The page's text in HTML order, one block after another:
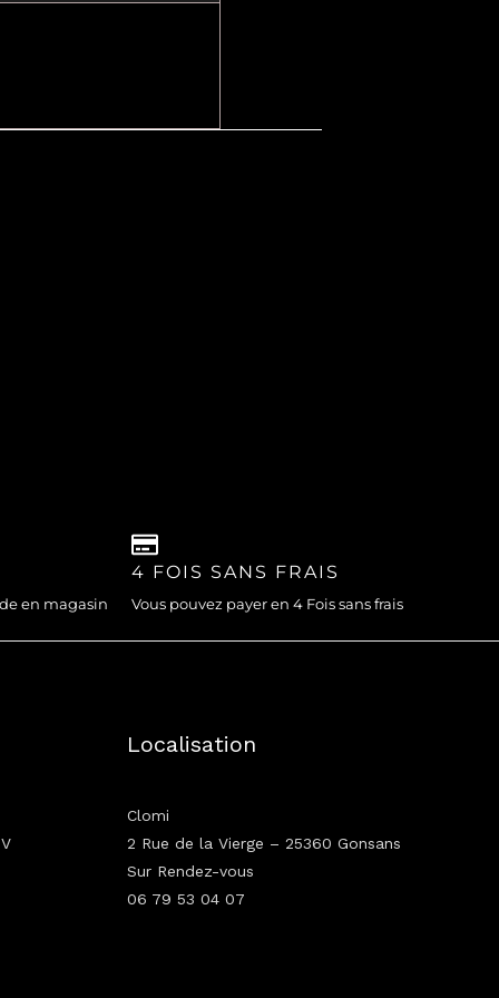
en magasin
4 FOIS SANS FRAIS
Vous pouvez payer en 4 Fois sans frais
Localisation
Clomi
2 Rue de la Vierge – 25360 Gonsans
Sur Rendez-vous
06 79 53 04 07